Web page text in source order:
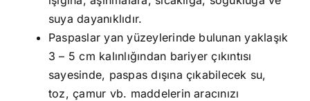
suya dayanıklıdır.
Paspaslar yan yüzeylerinde bulunan yaklaşık
3 – 5 cm kalınlığından bariyer çıkıntısı
sayesinde, paspas dışına çıkabilecek su,
toz, çamur vb. maddelerin aracınızı